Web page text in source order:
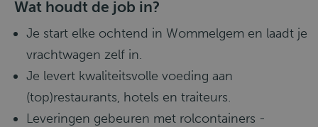
Wat houdt de job in?
Je start elke ochtend in Wommelgem en laadt je
vrachtwagen zelf in.
Je levert kwaliteitsvolle voeding aan
(top)restaurants, hotels en traiteurs.
Leveringen gebeuren met rolcontainers -